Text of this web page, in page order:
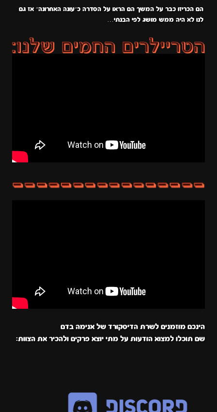
הם הכריזו כבר על המשך הם הראו על הסדרה כ״עונה האחרונה״ אז גם
לנו לא היה ממש מושג לפי הבנתי…
הינכם מוזמנים לשרת הדיסקורד של אנימה בדם
שם תוכלו למצוא הודעות על מתי יוצא פרקים ולהכיר את הצוות: